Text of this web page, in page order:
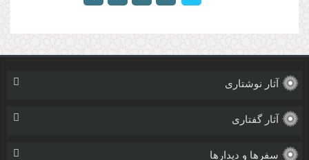
آثار نوشتاری
آثار گفتاری
سفرها و دیدارها